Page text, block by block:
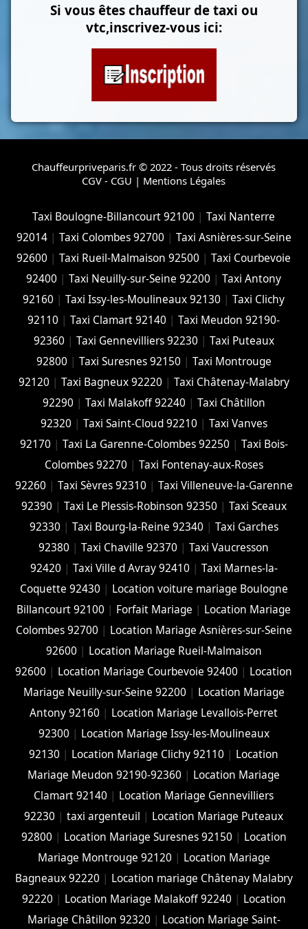
Si vous êtes chauffeur de taxi ou
vtc,inscrivez-vous ici:
Chauffeurpriveparis.fr © 2022 - Tous droits réservés
CGV - CGU | Mentions Légales
Taxi Boulogne-Billancourt 92100 |Taxi Nanterre
92014| Taxi Colombes 92700 | Taxi Asnières-sur-Seine
92600 |Taxi Rueil-Malmaison 92500 |Taxi Courbevoie
92400 |Taxi Neuilly-sur-Seine 92200 |Taxi Antony
92160 |Taxi Issy-les-Moulineaux 92130 |Taxi Clichy
92110 |Taxi Clamart 92140 |Taxi Meudon 92190-
92360 | Taxi Gennevilliers 92230 | Taxi Puteaux
92800 | Taxi Suresnes 92150 | Taxi Montrouge
92120 | Taxi Bagneux 92220 | Taxi Châtenay-Malabry
92290 | Taxi Malakoff 92240 | Taxi Châtillon
92320 | Taxi Saint-Cloud 92210 | Taxi Vanves
92170 | Taxi La Garenne-Colombes 92250 | Taxi Bois-
Colombes 92270 | Taxi Fontenay-aux-Roses
92260 | Taxi Sèvres 92310 | Taxi Villeneuve-la-Garenne
92390 | Taxi Le Plessis-Robinson 92350 | Taxi Sceaux
92330 | Taxi Bourg-la-Reine 92340 | Taxi Garches
92380 |Taxi Chaville 92370 |Taxi Vaucresson
92420 | Taxi Ville d Avray 92410 | Taxi Marnes-la-
Coquette 92430 | Location voiture mariage Boulogne
Billancourt 92100 | Forfait Mariage | Location Mariage
Colombes 92700 | Location Mariage Asnières-sur-Seine
92600 | Location Mariage Rueil-Malmaison
92600 | Location Mariage Courbevoie 92400 | Location
Mariage Neuilly-sur-Seine 92200 | Location Mariage
Antony 92160 | Location Mariage Levallois-Perret
92300 | Location Mariage Issy-les-Moulineaux
92130 | Location Mariage Clichy 92110 | Location
Mariage Meudon 92190-92360 | Location Mariage
Clamart 92140 | Location Mariage Gennevilliers
92230 |taxi argenteuil | Location Mariage Puteaux
92800 | Location Mariage Suresnes 92150 | Location
Mariage Montrouge 92120 | Location Mariage
Bagneaux 92220 | Location mariage Châtenay Malabry
92220 | Location Mariage Malakoff 92240 | Location
Mariage Châtillon 92320 | Location Mariage Saint-